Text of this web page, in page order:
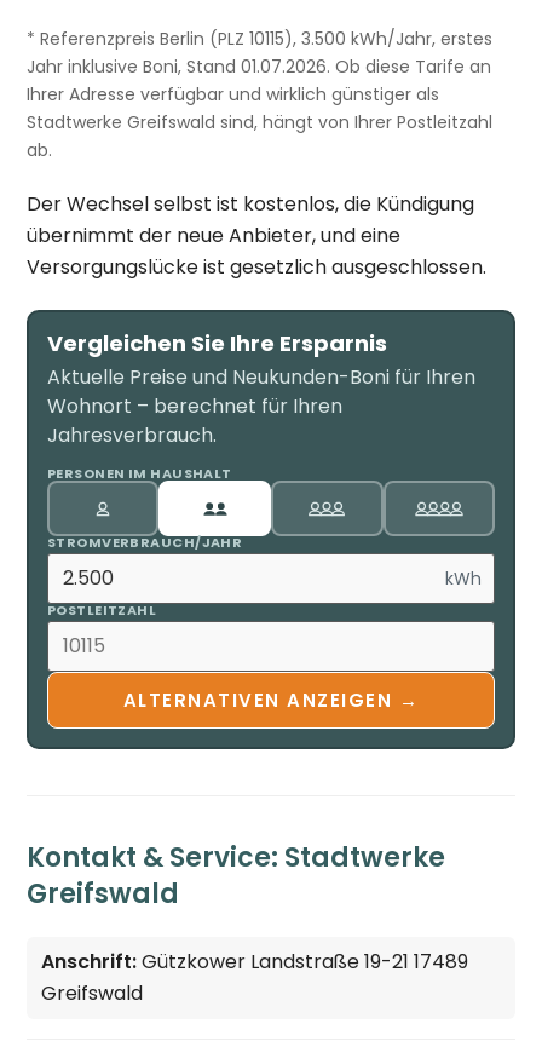
* Referenzpreis Berlin (PLZ 10115), 3.500 kWh/Jahr, erstes
Jahr inklusive Boni, Stand 01.07.2026. Ob diese Tarife an
Ihrer Adresse verfügbar und wirklich günstiger als
Stadtwerke Greifswald sind, hängt von Ihrer Postleitzahl
ab.
Der Wechsel selbst ist kostenlos, die Kündigung
übernimmt der neue Anbieter, und eine
Versorgungslücke ist gesetzlich ausgeschlossen.
Vergleichen Sie Ihre Ersparnis
Aktuelle Preise und Neukunden-Boni für Ihren
Wohnort – berechnet für Ihren
Jahresverbrauch.
PERSONEN IM HAUSHALT
STROMVERBRAUCH/JAHR
kWh
POSTLEITZAHL
ALTERNATIVEN ANZEIGEN →
Kontakt & Service: Stadtwerke
Greifswald
Anschrift:Gützkower Landstraße 19-21 17489
Greifswald